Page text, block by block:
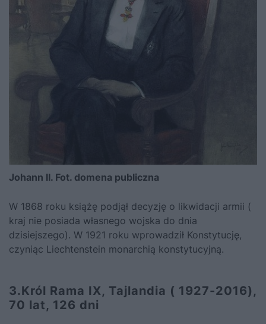
Johann II. Fot. domena publiczna
W 1868 roku książę podjął decyzję o likwidacji armii (
kraj nie posiada własnego wojska do dnia
dzisiejszego). W 1921 roku wprowadził Konstytucję,
czyniąc Liechtenstein monarchią konstytucyjną.
3.Król Rama IX, Tajlandia ( 1927-2016),
70 lat, 126 dni